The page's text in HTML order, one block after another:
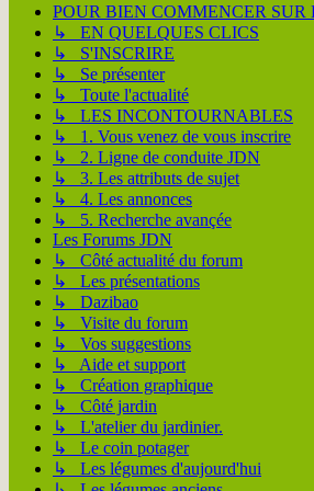
POUR BIEN COMMENCER SUR
↳ EN QUELQUES CLICS
↳ S'INSCRIRE
↳ Se présenter
↳ Toute l'actualité
↳ LES INCONTOURNABLES
↳ 1. Vous venez de vous inscrire
↳ 2. Ligne de conduite JDN
↳ 3. Les attributs de sujet
↳ 4. Les annonces
↳ 5. Recherche avançée
Les Forums JDN
↳ Côté actualité du forum
↳ Les présentations
↳ Dazibao
↳ Visite du forum
↳ Vos suggestions
↳ Aide et support
↳ Création graphique
↳ Côté jardin
↳ L'atelier du jardinier.
↳ Le coin potager
↳ Les légumes d'aujourd'hui